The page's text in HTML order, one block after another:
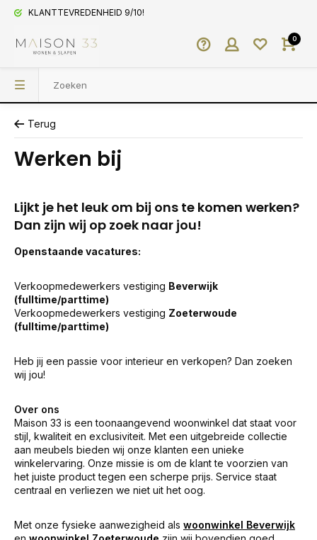
KLANTTEVREDENHEID 9/10!
0
Terug
Werken bij
Lijkt je het leuk om bij ons te komen werken?
Dan zijn wij op zoek naar jou!
Openstaande vacatures:
Verkoopmedewerkers vestiging Beverwijk
(fulltime/parttime)
Verkoopmedewerkers vestiging Zoeterwoude
(fulltime/parttime)
Heb jij een passie voor interieur en verkopen? Dan zoeken
wij jou!
Over ons
Maison 33 is een toonaangevend woonwinkel dat staat voor
stijl, kwaliteit en exclusiviteit. Met een uitgebreide collectie
aan meubels bieden wij onze klanten een unieke
winkelervaring. Onze missie is om de klant te voorzien van
het juiste product tegen een scherpe prijs. Service staat
centraal en verliezen we niet uit het oog.
Met onze fysieke aanwezigheid als woonwinkel Beverwijk